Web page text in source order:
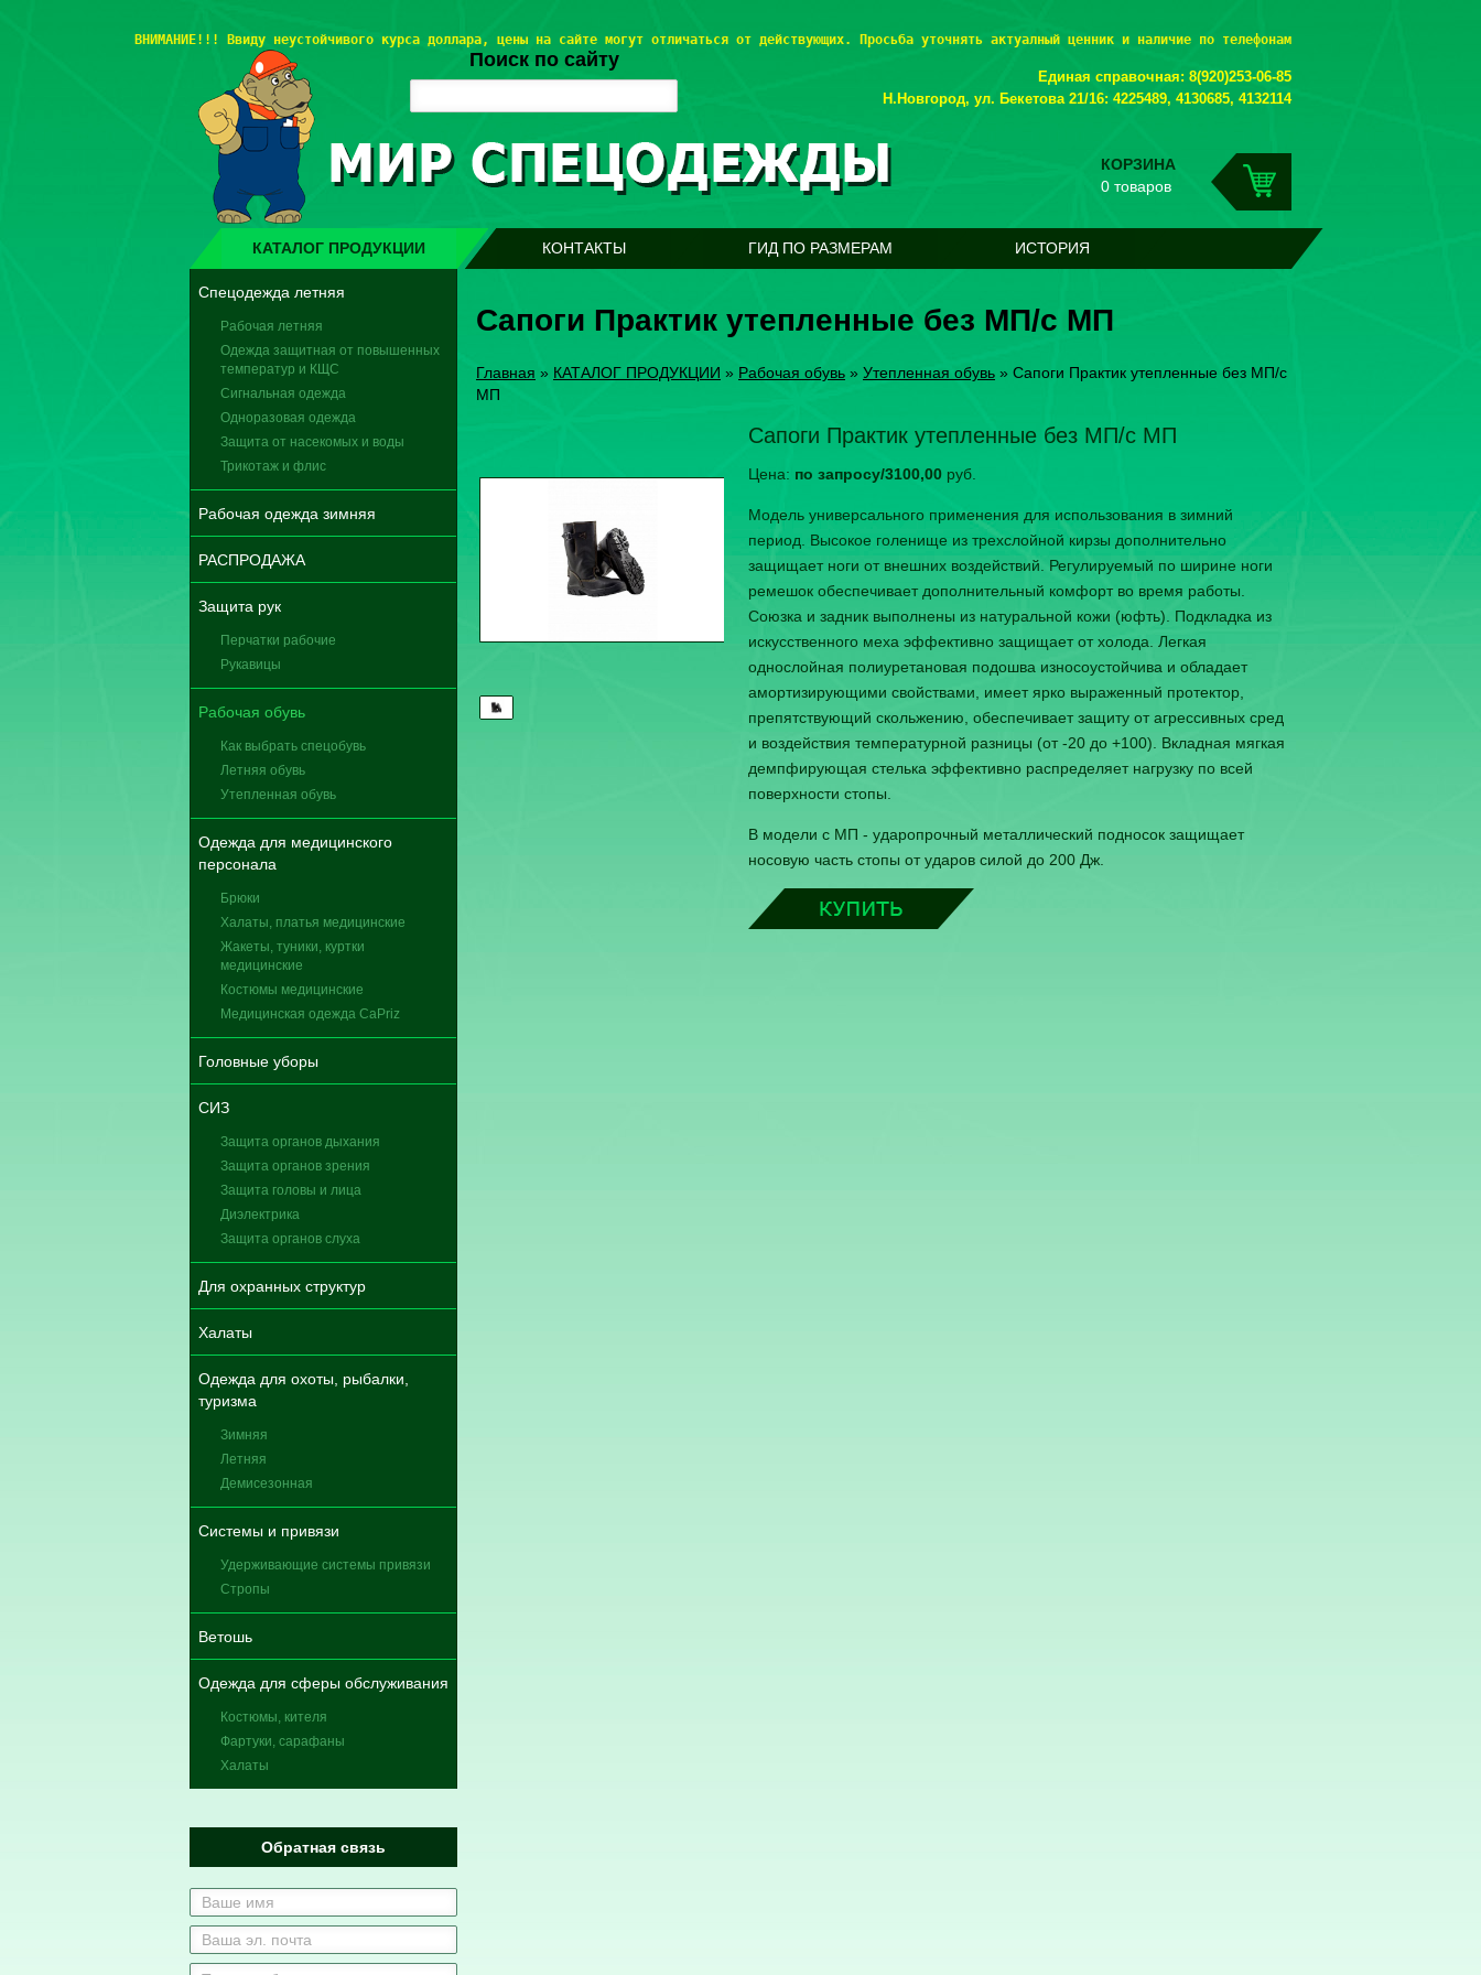
Поиск по сайту
КОРЗИНА
0 товаров
ВНИМАНИЕ!!! Ввиду неустойчивого курса доллара, цены на сайте могут отличаться от действующих. Просьба уточнять актуалный ценник и наличие по телефонам
Единая справочная: 8(920)253-06-85
Н.Новгород, ул. Бекетова 21/16: 4225489, 4130685, 4132114
КАТАЛОГ ПРОДУКЦИИ КОНТАКТЫ ГИД ПО РАЗМЕРАМ ИСТОРИЯ
Спецодежда летняя
Рабочая летняя
Одежда защитная от повышенных
температур и КЩС
Сигнальная одежда
Одноразовая одежда
Защита от насекомых и воды
Трикотаж и флис
Рабочая одежда зимняя
РАСПРОДАЖА
Защита рук
Перчатки рабочие
Рукавицы
Рабочая обувь
Как выбрать спецобувь
Летняя обувь
Утепленная обувь
Одежда для медицинского
персонала
Брюки
Халаты, платья медицинские
Жакеты, туники, куртки
медицинские
Костюмы медицинские
Медицинская одежда CaPriz
Головные уборы
СИЗ
Защита органов дыхания
Защита органов зрения
Защита головы и лица
Диэлектрика
Защита органов слуха
Для охранных структур
Халаты
Одежда для охоты, рыбалки,
туризма
Зимняя
Летняя
Демисезонная
Системы и привязи
Удерживающие системы привязи
Стропы
Ветошь
Одежда для сферы обслуживания
Костюмы, кителя
Фартуки, сарафаны
Халаты
Обратная связь
Сапоги Практик утепленные без МП/с МП
Главная » КАТАЛОГ ПРОДУКЦИИ » Рабочая обувь » Утепленная обувь » Сапоги Практик утепленные без МП/с
МП
Сапоги Практик утепленные без МП/с МП
Цена: по запросу/3100,00 руб.
Модель универсального применения для использования в зимний
период. Высокое голенище из трехслойной кирзы дополнительно
защищает ноги от внешних воздействий. Регулируемый по ширине ноги
ремешок обеспечивает дополнительный комфорт во время работы.
Союзка и задник выполнены из натуральной кожи (юфть). Подкладка из
искусственного меха эффективно защищает от холода. Легкая
однослойная полиуретановая подошва износоустойчива и обладает
амортизирующими свойствами, имеет ярко выраженный протектор,
препятствующий скольжению, обеспечивает защиту от агрессивных сред
и воздействия температурной разницы (от -20 до +100). Вкладная мягкая
демпфирующая стелька эффективно распределяет нагрузку по всей
поверхности стопы.
В модели с МП - ударопрочный металлический подносок защищает
носовую часть стопы от ударов силой до 200 Дж.